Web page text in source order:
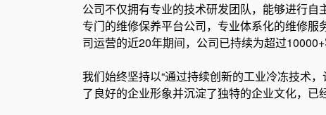
公司不仅拥有专业的技术研发团队，能够进行
专门的维修保养平台公司，专业体系化的维修
司运营的近20年期间，公司已持续为超过
我们始终坚持以“通过持续创新的工业冷冻技术
了良好的企业形象并沉淀了独特的企业文化，已